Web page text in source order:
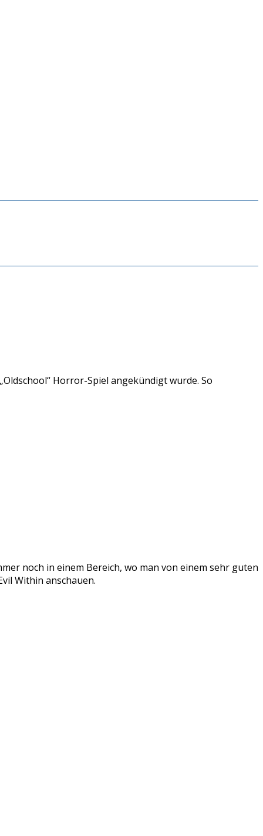
Horror-Spiel angekündigt wurde. So
noch in einem Bereich, wo man von einem sehr guten
Within anschauen.